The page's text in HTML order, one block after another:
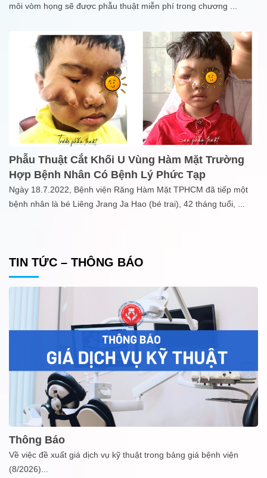
môi vòm họng sẽ được phẫu thuật miễn phí trong chương
Phẫu Thuật Cắt Khối U Vùng Hàm Mặt Trường
Hợp Bệnh Nhân Có Bệnh Lý Phức Tạp
Ngày 18.7.2022, Bệnh viện Răng Hàm Mặt TPHCM đã tiếp một
bệnh nhân là bé Liêng Jrang Ja Hao (bé trai), 42 tháng tuổi,
TIN TỨC – THÔNG BÁO
Thông Báo
Về việc đề xuất giá dịch vụ kỹ thuật trong bảng giá bệnh viện
(8/2026)...